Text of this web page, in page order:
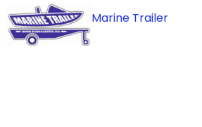
to
content
Marine Trailer